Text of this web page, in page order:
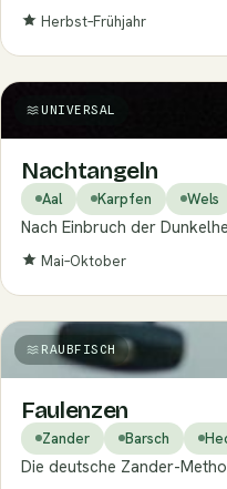
Herbst–Frühjahr
UNIVERSAL
Nachtangeln
Aal Karpfen Wels
Nach Einbruch der
Mai–Oktober
RAUBFISCH
Faulenzen
Zander Barsch
Die deutsche Zander-